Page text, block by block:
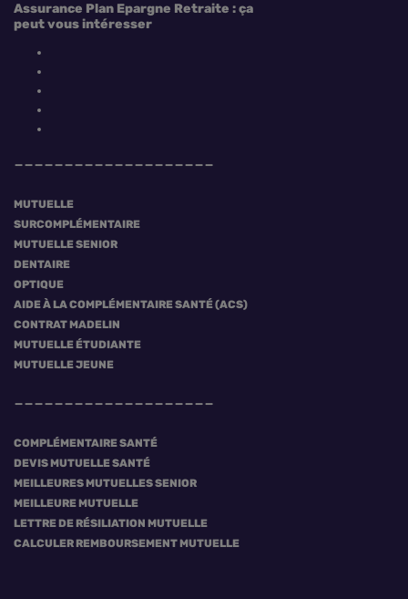
MUTUELLE
SURCOMPLÉMENTAIRE
MUTUELLE SENIOR
DENTAIRE
OPTIQUE
AIDE À LA COMPLÉMENTAIRE SANTÉ (ACS)
CONTRAT MADELIN
MUTUELLE ÉTUDIANTE
MUTUELLE JEUNE
COMPLÉMENTAIRE SANTÉ
DEVIS MUTUELLE SANTÉ
MEILLEURES MUTUELLES SENIOR
MEILLEURE MUTUELLE
LETTRE DE RÉSILIATION MUTUELLE
CALCULER REMBOURSEMENT MUTUELLE
Assurance Plan Epargne Retraite : ça
peut vous intéresser